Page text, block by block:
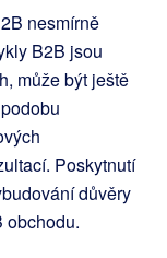
nesmírně
B2B jsou
může být ještě
Poskytnutí
důvěry
obchodu.